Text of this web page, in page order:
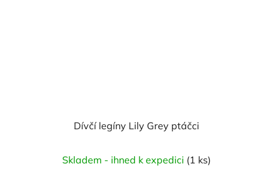
Dívčí legíny Lily Grey ptáčci
Skladem - ihned k expedici (1 ks)